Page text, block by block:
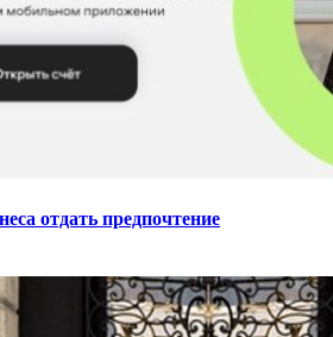
отдать предпочтение